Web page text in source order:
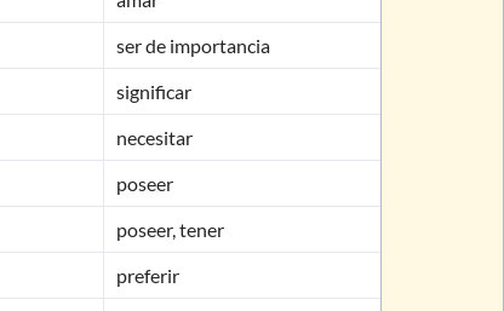
ser de importancia
significar
necesitar
poseer
poseer, tener
preferir